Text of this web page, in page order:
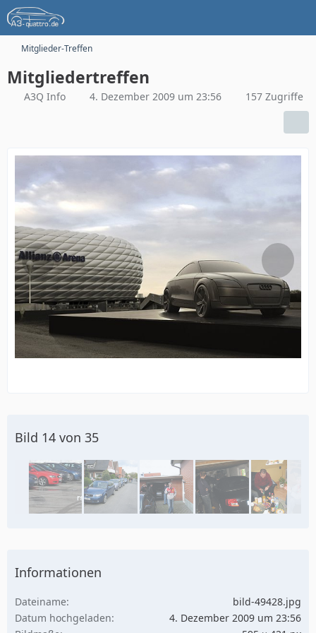
Mitglieder-Treffen
Mitgliedertreffen
A3Q Info 4. Dezember 2009 um 23:56 157 Zugriffe
Bild 14 von 35
Informationen
Dateiname
bild-49428.jpg
Datum hochgeladen
4. Dezember 2009 um 23:56